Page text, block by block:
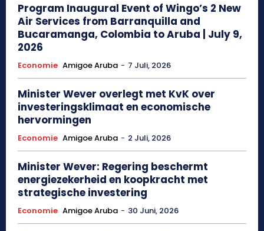
Program Inaugural Event of Wingo’s 2 New
Air Services from Barranquilla and
Bucaramanga, Colombia to Aruba | July 9,
2026
Economie Amigoe Aruba - 7 Juli, 2026
Minister Wever overlegt met KvK over
investeringsklimaat en economische
hervormingen
Economie Amigoe Aruba - 2 Juli, 2026
Minister Wever: Regering beschermt
energiezekerheid en koopkracht met
strategische investering
Economie Amigoe Aruba - 30 Juni, 2026